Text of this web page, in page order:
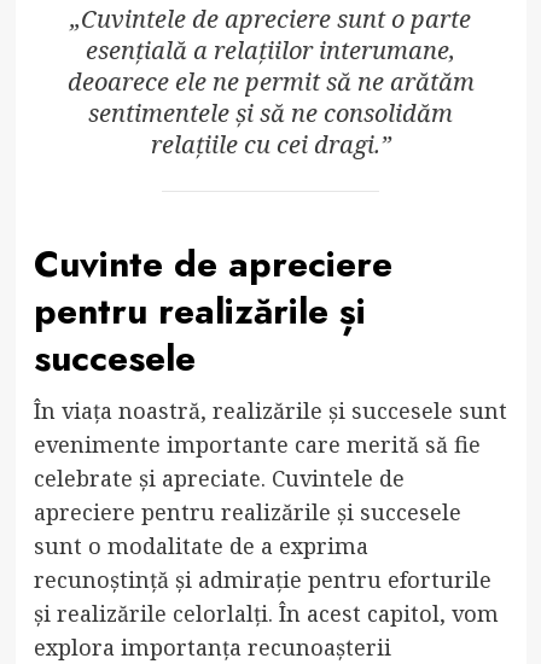
„Cuvintele de apreciere sunt o parte
esențială a relațiilor interumane,
deoarece ele ne permit să ne arătăm
sentimentele și să ne consolidăm
relațiile cu cei dragi.”
Cuvinte de apreciere
pentru realizările și
succesele
În viața noastră, realizările și succesele sunt
evenimente importante care merită să fie
celebrate și apreciate. Cuvintele de
apreciere pentru realizările și succesele
sunt o modalitate de a exprima
recunoștință și admirație pentru eforturile
și realizările celorlalți. În acest capitol, vom
explora importanța recunoașterii